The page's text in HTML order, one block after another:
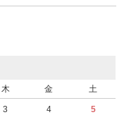
木 金 土
3 4 5